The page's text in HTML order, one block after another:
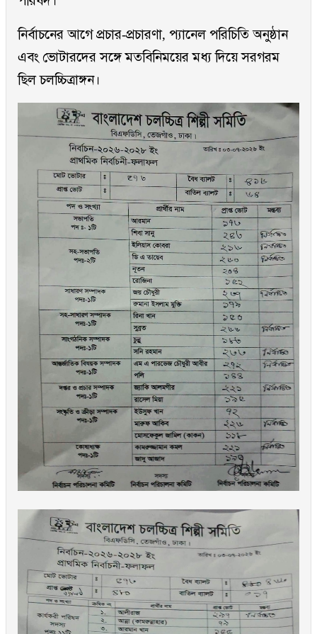
নির্বাচনের আগে প্রচার-প্রচারণা, প্যানেল পরিচিতি অনুষ্ঠান
এবং ভোটারদের সঙ্গে মতবিনিময়ের মধ্য দিয়ে সরগরম
ছিল চলচ্চিত্রাঙ্গন।